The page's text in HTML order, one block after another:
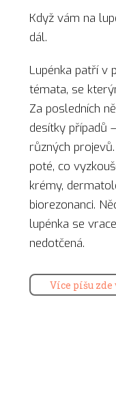
Když vám na
dál.
Lupénka patří v
témata, se
Za posledních
desítky případů
různých
poté, co
krémy,
biorezonanci.
lupénka se
nedotčená.
Více píšu